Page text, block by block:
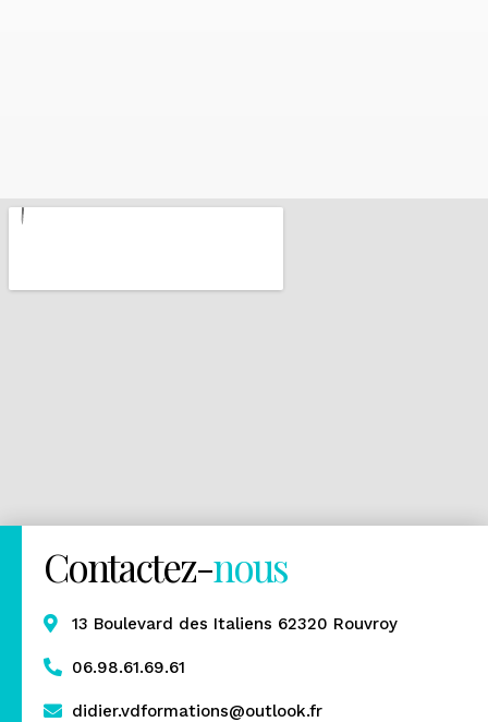
Contactez-nous
13 Boulevard des Italiens 62320 Rouvroy
06.98.61.69.61
didier.vdformations@outlook.fr